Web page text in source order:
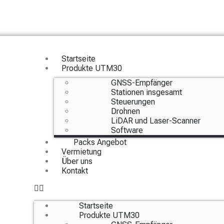
Startseite
Produkte UTM30
GNSS-Empfänger
Stationen insgesamt
Steuerungen
Drohnen
LiDAR und Laser-Scanner
Software
Packs Angebot
Vermietung
Über uns
Kontakt
Startseite
Produkte UTM30